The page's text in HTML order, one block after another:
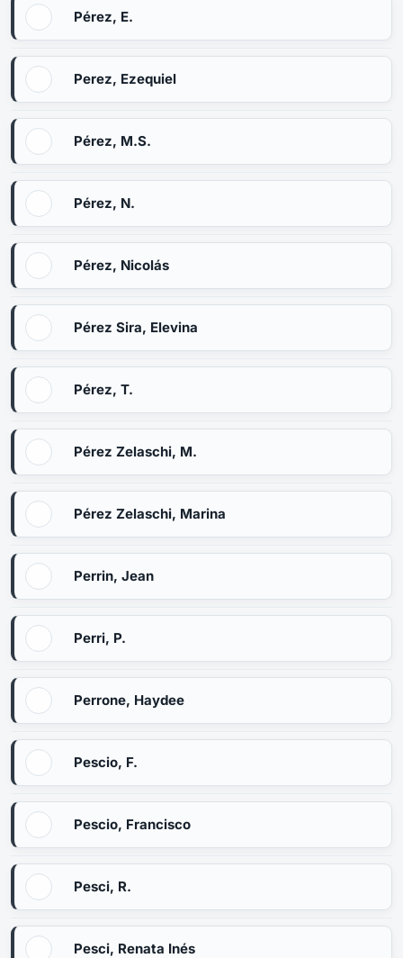
Pérez, E.
Perez, Ezequiel
Pérez, M.S.
Pérez, N.
Pérez, Nicolás
Pérez Sira, Elevina
Pérez, T.
Pérez Zelaschi, M.
Pérez Zelaschi, Marina
Perrin, Jean
Perri, P.
Perrone, Haydee
Pescio, F.
Pescio, Francisco
Pesci, R.
Pesci, Renata Inés